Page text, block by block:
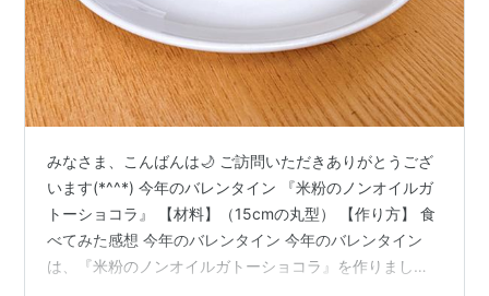
みなさま、こんばんは🌙 ご訪問いただきありがとうござ
います(*^^*) 今年のバレンタイン 『米粉のノンオイルガ
トーショコラ』 【材料】（15cmの丸型） 【作り方】 食
べてみた感想 今年のバレンタイン 今年のバレンタイン
は、『米粉のノンオイルガトーショコラ』を作りまし